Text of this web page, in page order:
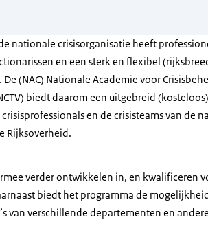
nationale crisisorganisatie heeft
en een sterk en flexibel
(NAC) Nationale Academie voor
biedt daarom een uitgebreid
en de crisisteams van de
Rijksoverheid.
verder ontwikkelen in, en kwalificeren
biedt het programma de
van verschillende departementen en